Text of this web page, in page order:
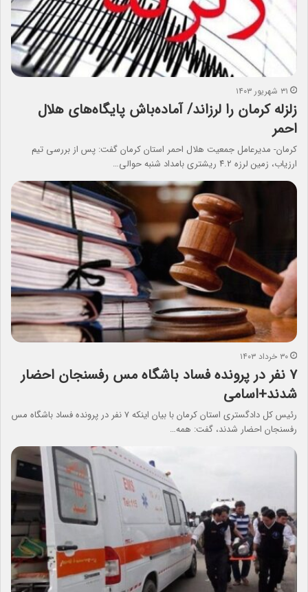
۳۱ شهریور ۱۴۰۳
زلزله کرمان را لرزاند/ آماده‌باش پایگاه‌های هلال
احمر
کرمان- مدیرعامل جمعیت هلال احمر استان کرمان گفت: پس از بررسی تیم
ارزیاب‌، زمین لرزه ۴.٢ ریشتری بامداد شنبه حوالی…
۳۰ خرداد ۱۴۰۳
۷ نفر در پرونده فساد باشگاه مس رفسنجان احضار
شدند+اسامی
رئیس کل دادگستری استان کرمان با بیان اینکه ۷ نفر در پرونده فساد باشگاه مس
رفسنجان احضار شدند، گفت: همه…